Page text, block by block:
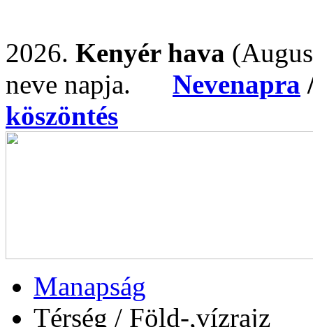
2026. Kenyér hava
neve napja. Nevenapra
köszöntés
Manapság
Térség / Föld-,vízrajz